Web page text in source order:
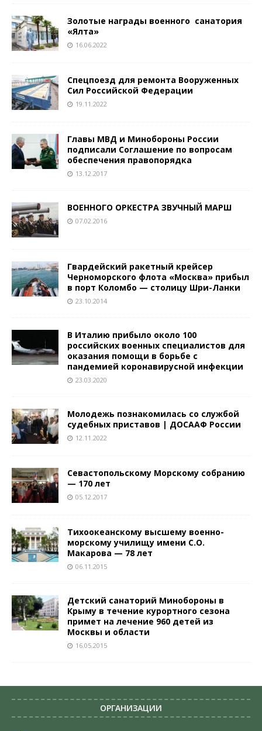
Золотые награды военного санатория
«Ялта»
16.06.2022
Спецпоезд для ремонта Вооруженных
Сил Российской Федерации
19.11.2022
Главы МВД и Минобороны России
подписали Соглашение по вопросам
обеспечения правопорядка
13.12.2017
ВОЕННОГО ОРКЕСТРА ЗВУЧНЫЙ МАРШ
07.02.2016
Гвардейский ракетный крейсер
Черноморского флота «Москва» прибыл
в порт Коломбо — столицу Шри-Ланки
23.10.2014
В Италию прибыло около 100
российских военных специалистов для
оказания помощи в борьбе с
пандемией коронавирусной инфекции
23.03.2020
Молодежь познакомилась со службой
судебных приставов | ДОСААФ России
12.11.2022
Севастопольскому Морскому собранию
— 170 лет
05.12.2017
Тихоокеанскому высшему военно-
морскому училищу имени С.О.
Макарова — 78 лет
06.11.2015
Детский санаторий Минобороны в
Крыму в течение курортного сезона
примет на лечение 960 детей из
Москвы и области
16.05.2015
ОРГАНИЗАЦИИ